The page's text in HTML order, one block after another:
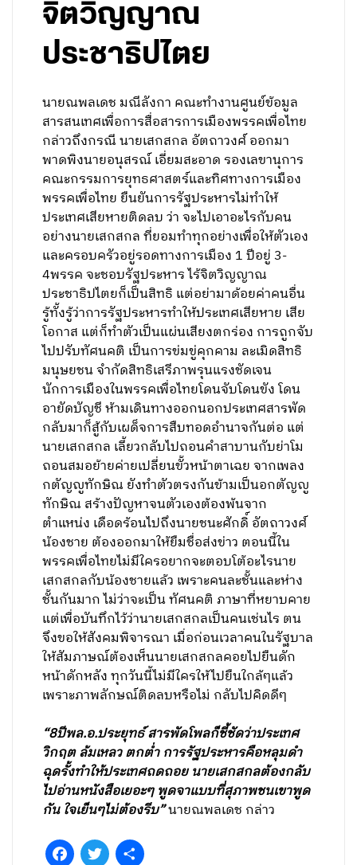
จิตวิญญาณ
ประชาธิปไตย
นายณพลเดช มณีลังกา คณะทำงานศูนย์ข้อมูล
สารสนเทศเพื่อการสื่อสารการเมืองพรรคเพื่อไทย
กล่าวถึงกรณี นายเสกสกล อัตถาวงศ์ ออกมา
พาดพิงนายอนุสรณ์ เอี่ยมสะอาด รองเลขานุการ
คณะกรรมการยุทธศาสตร์และทิศทางการเมือง
พรรคเพื่อไทย ยืนยันการรัฐประหารไม่ทำให้
ประเทศเสียหายติดลบ ว่า จะไปเอาอะไรกับคน
อย่างนายเสกสกล ที่ยอมทำทุกอย่างเพื่อให้ตัวเอง
และครอบครัวอยู่รอดทางการเมือง 1 ปีอยู่ 3-
4พรรค จะชอบรัฐประหาร ไร้จิตวิญญาณ
ประชาธิปไตยก็เป็นสิทธิ แต่อย่ามาด้อยค่าคนอื่น
รู้ทั้งรู้ว่าการรัฐประหารทำให้ประเทศเสียหาย เสีย
โอกาส แต่ก็ทำตัวเป็นแผ่นเสียงตกร่อง การถูกจับ
ไปปรับทัศนคติ เป็นการข่มขู่คุกคาม ละเมิดสิทธิ
มนุษยชน จำกัดสิทธิเสรีภาพรุนแรงชัดเจน
นักการเมืองในพรรคเพื่อไทยโดนจับโดนขัง โดน
อายัดบัญชี ห้ามเดินทางออกนอกประเทศสารพัด
กลับมาก็สู้กับเผด็จการสืบทอดอำนาจกันต่อ แต่
นายเสกสกล เลี้ยวกลับไปถอนคำสาบานกับย่าโม
ถอนสมอย้ายค่ายเปลี่ยนขั้วหน้าตาเฉย จากเพลง
กตัญญูทักษิณ ยังทำตัวตรงกันข้ามเป็นอกตัญญู
ทักษิณ สร้างปัญหาจนตัวเองต้องพ้นจาก
ตำแหน่ง เดือดร้อนไปถึงนายชนะศักดิ์ อัตถาวงศ์
น้องชาย ต้องออกมาให้ยืมชื่อส่งข่าว ตอนนี้ใน
พรรคเพื่อไทยไม่มีใครอยากจะตอบโต้อะไรนาย
เสกสกลกับน้องชายแล้ว เพราะคนละชั้นและห่าง
ชั้นกันมาก ไม่ว่าจะเป็น ทัศนคติ ภาษาที่หยาบคาย
แต่เพื่อบันทึกไว้ว่านายเสกสกลเป็นคนเช่นไร ตน
จึงขอให้สังคมพิจารณา เมื่อก่อนเวลาคนในรัฐบาล
ให้สัมภาษณ์ต้องเห็นนายเสกสกลคอยไปยืนดัก
หน้าดักหลัง ทุกวันนี้ไม่มีใครให้ไปยืนใกล้ๆแล้ว
เพราะภาพลักษณ์ติดลบหรือไม่ กลับไปคิดดีๆ
“8ปีพล.อ.ประยุทธ์ สารพัดโพลก็ชี้ชัดว่าประเทศ
วิกฤต ล้มเหลว ตกต่ำ การรัฐประหารคือหลุมดำ
ฉุดรั้งทำให้ประเทศถดถอย นายเสกสกลต้องกลับ
ไปอ่านหนังสือเยอะๆ พูดจาแบบที่สุภาพชนเขาพูด
กัน ใจเย็นๆไม่ต้องรีบ”นายณพลเดช กล่าว
FacebookTwitter